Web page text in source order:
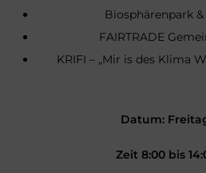
Biosphärenpark
FAIRTRADE
KRIFI – „Mir is des Klima
Datum:
Zeit 8:00 bis